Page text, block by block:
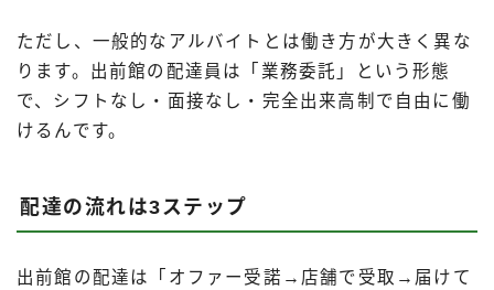
ただし、一般的なアルバイトとは働き方が大きく異な
ります。出前館の配達員は「業務委託」という形態
で、シフトなし・面接なし・完全出来高制で自由に働
けるんです。
配達の流れは3ステップ
出前館の配達は「オファー受諾→店舗で受取→届けて